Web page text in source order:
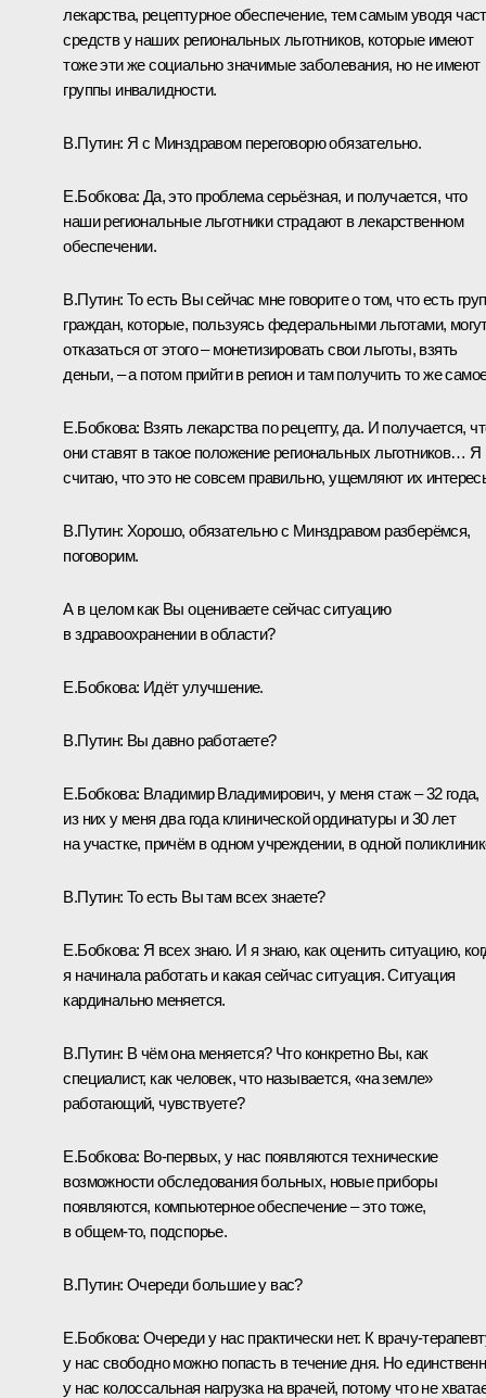
лекарства, рецептурное обеспечение, тем самым уводя
средств у наших региональных льготников, которые имеют
тоже эти же социально значимые заболевания, но не имеют
группы инвалидности.
В.Путин: Я с Минздравом переговорю обязательно.
Е.Бобкова: Да, это проблема серьёзная, и получается, что
наши региональные льготники страдают в лекарственном
обеспечении.
В.Путин: То есть Вы сейчас мне говорите о том, что есть
граждан, которые, пользуясь федеральными льготами,
отказаться от этого – монетизировать свои льготы, взять
деньги, – а потом прийти в регион и там получить то же
Е.Бобкова: Взять лекарства по рецепту, да. И получается,
они ставят в такое положение региональных льготников… Я
считаю, что это не совсем правильно, ущемляют их
В.Путин: Хорошо, обязательно с Минздравом разберёмся,
поговорим.
А в целом как Вы оцениваете сейчас ситуацию
в здравоохранении в области?
Е.Бобкова: Идёт улучшение.
В.Путин: Вы давно работаете?
Е.Бобкова: Владимир Владимирович, у меня стаж – 32 года,
из них у меня два года клинической ординатуры и 30 лет
на участке, причём в одном учреждении, в одной
В.Путин: То есть Вы там всех знаете?
Е.Бобкова: Я всех знаю. И я знаю, как оценить ситуацию,
я начинала работать и какая сейчас ситуация. Ситуация
кардинально меняется.
В.Путин: В чём она меняется? Что конкретно Вы, как
специалист, как человек, что называется, «на земле»
работающий, чувствуете?
Е.Бобкова: Во‑первых, у нас появляются технические
возможности обследования больных, новые приборы
появляются, компьютерное обеспечение – это тоже,
в общем‑то, подспорье.
В.Путин: Очереди большие у вас?
Е.Бобкова: Очереди у нас практически нет. К врачу-
у нас свободно можно попасть в течение дня. Но
у нас колоссальная нагрузка на врачей, потому что не